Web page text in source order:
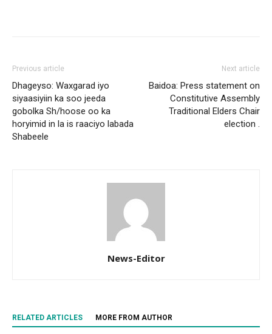
Previous article
Dhageyso: Waxgarad iyo
siyaasiyiin ka soo jeeda
gobolka Sh/hoose oo ka
horyimid in la is raaciyo labada
Shabeele
Next article
Baidoa: Press statement on
Constitutive Assembly
Traditional Elders Chair
election .
News-Editor
RELATED ARTICLES MORE FROM AUTHOR